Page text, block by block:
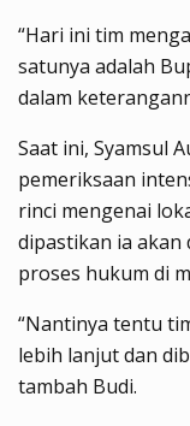
“Hari ini tim
satunya adalah
dalam
Saat ini, Syamsul
pemeriksaan
rinci mengenai
dipastikan ia akan
proses hukum di
“Nantinya tentu
lebih lanjut dan
tambah Budi.